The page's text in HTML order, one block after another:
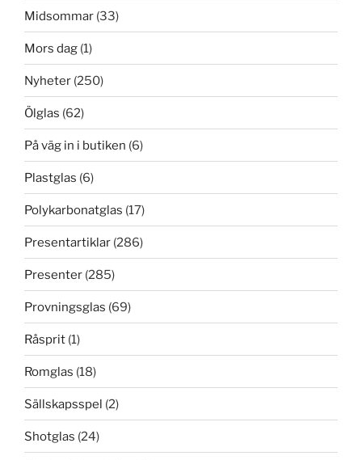
Midsommar (33)
Mors dag (1)
Nyheter (250)
Ölglas (62)
På väg in i butiken (6)
Plastglas (6)
Polykarbonatglas (17)
Presentartiklar (286)
Presenter (285)
Provningsglas (69)
Råsprit (1)
Romglas (18)
Sällskapsspel (2)
Shotglas (24)